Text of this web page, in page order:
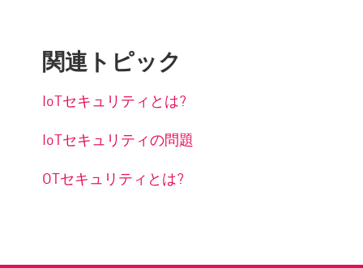
関連トピック
IoTセキュリティとは?
IoTセキュリティの問題
OTセキュリティとは?